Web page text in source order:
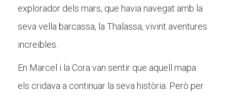
explorador dels mars, que havia navegat amb la
seva vella barcassa, la Thalassa, vivint aventures
increïbles.
En Marcel i la Cora van sentir que aquell mapa
els cridava a continuar la seva història. Però per
Butlletins
Diari de la Fundació
Fundesplai als mitjans
Xarxes socials